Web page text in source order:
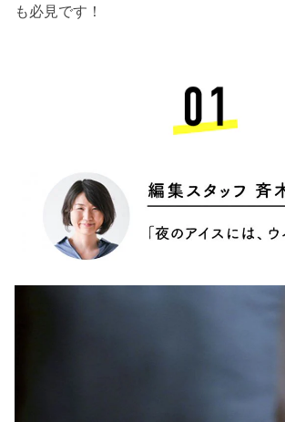
も必見です！